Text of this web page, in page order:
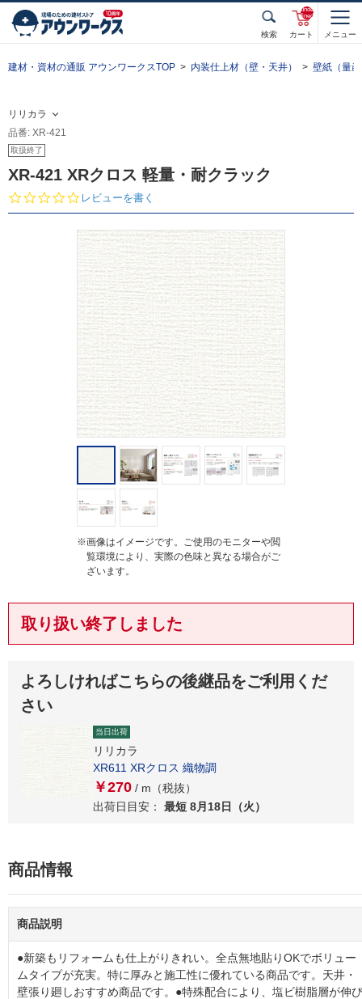
検索 カート
unde
fined
メニュー
建材・資材の通販 アウンワークスTOP 内装仕上材（壁・天井） 壁紙（量
リリカラ
品番: XR-421
取扱終了
XR-421 XRクロス 軽量・耐クラック
0.
0
t
r
r
a
t
n
g
レビューを書く
※画像はイメージです。ご使用のモニターや閲
覧環境により、実際の色味と異なる場合がご
ざいます。
取り扱い終了しました
よろしければこちらの後継品をご利用くだ
さい
当日出荷
リリカラ
XR611 XRクロス 織物調
￥270 / m（税抜）
出荷日目安：
最短 8月18日（火）
商品情報
商品説明
●新築もリフォームも仕上がりきれい。全点無地貼りOKでボリュー
ムタイプが充実。特に厚みと施工性に優れている商品です。天井・
壁張り廻しおすすめ商品です。●特殊配合により、塩ビ樹脂層が伸び